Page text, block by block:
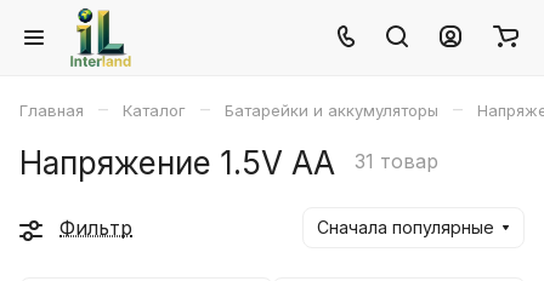
Главная – Каталог – Батарейки и аккумуляторы –
Напряжение 1.5V AA 31 товар
Фильтр Сначала популярные